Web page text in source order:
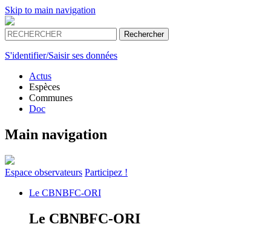
Skip to main navigation
S'identifier/Saisir ses données
Actus
Espèces
Communes
Doc
Main navigation
Espace observateurs Participez !
Le CBNBFC-ORI
Le CBNBFC-ORI